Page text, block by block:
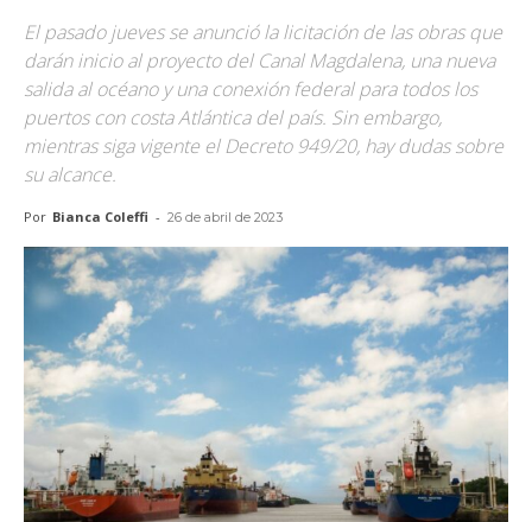
El pasado jueves se anunció la licitación de las obras que
darán inicio al proyecto del Canal Magdalena, una nueva
salida al océano y una conexión federal para todos los
puertos con costa Atlántica del país. Sin embargo,
mientras siga vigente el Decreto 949/20, hay dudas sobre
su alcance.
Por Bianca Coleffi - 26 de abril de 2023